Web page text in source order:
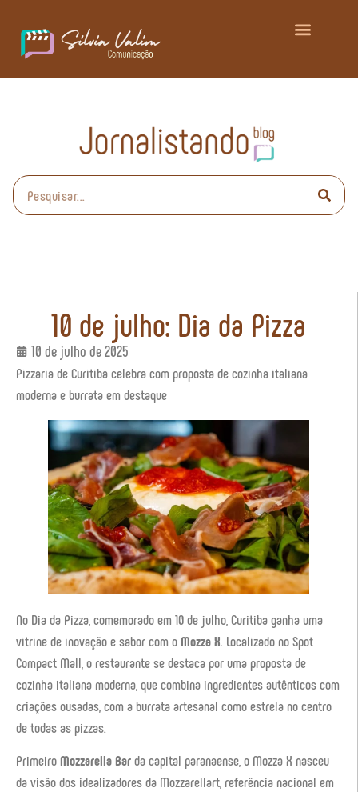
10 de julho: Dia da Pizza
10 de julho de 2025
Pizzaria de Curitiba celebra com proposta de cozinha italiana
moderna e burrata em destaque
No Dia da Pizza, comemorado em 10 de julho, Curitiba ganha uma
vitrine de inovação e sabor com oMozza X. Localizado no Spot
Compact Mall, o restaurante se destaca por uma proposta de
cozinha italiana moderna, que combina ingredientes autênticos com
criações ousadas, com a burrata artesanal como estrela no centro
de todas as pizzas.
PrimeiroMozzarella Barda capital paranaense, o Mozza X nasceu
da visão dos idealizadores da Mozzarellart, referência nacional em